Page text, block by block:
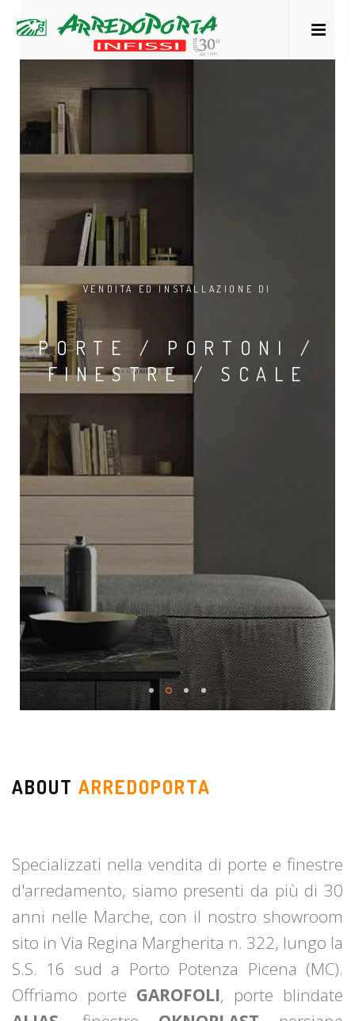
VENDITA ED INSTALLAZIONE DI
PORTE / PORTONI /
FINESTRE / SCALE
ABOUT ARREDOPORTA
Specializzati nella vendita di porte e finestre
d'arredamento, siamo presenti da più di 30
anni nelle Marche, con il nostro showroom
sito in Via Regina Margherita n. 322, lungo la
S.S. 16 sud a Porto Potenza Picena (MC).
Offriamo porte GAROFOLI, porte blindate